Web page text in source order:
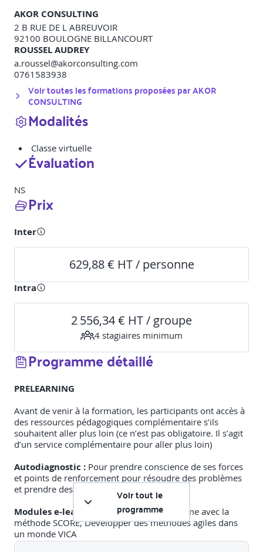
AKOR CONSULTING
2 B RUE DE L ABREUVOIR
92100 BOULOGNE BILLANCOURT
ROUSSEL AUDREY
a.roussel@akorconsulting.com
0761583938
Voir toutes les formations proposées parAKOR
CONSULTING
Modalités
Classe virtuelle
Évaluation
NS
Prix
Inter
629,88 € HT / personne
Intra
2 556,34 € HT / groupe
4 stagiaires minimum
Programme détaillé
PRELEARNING
Avant de venir à la formation, les participants ont accès à
des ressources pédagogiques complémentaire s’ils
souhaitent aller plus loin (ce n’est pas obligatoire. Il s’agit
d’un service complémentaire pour aller plus loin)
Autodiagnostic : Pour prendre conscience de ses forces
et points de renforcement pour résoudre des problèmes
et prendre des décisions
Modules e-learning :
Résoudre un problème avec la
méthode SCORE, Développer des méthodes agiles dans
un monde VICA
Voir tout le
programme